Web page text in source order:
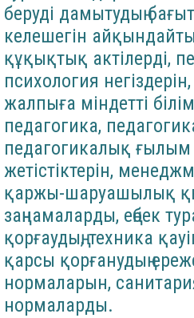
беруді дамытудың
келешегін
құқықтық актілерді,
психология
жалпыға міндетті
педагогика,
педагогикалық ғылым
жетістіктерін,
қаржы-шаруашылық
заңнамаларды, еңбек
қорғаудың, техника
қарсы қорғанудың
нормаларын,
нормаларды.